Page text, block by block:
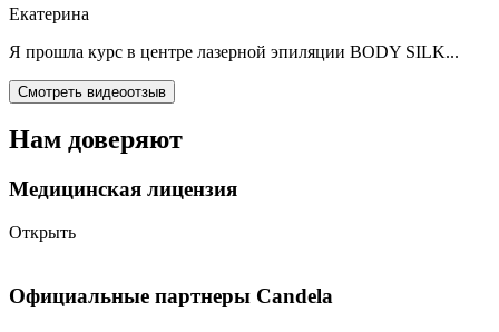
Екатерина
Я прошла курс в центре лазерной эпиляции BODY SILK...
Смотреть видеоотзыв
Нам доверяют
Медицинская лицензия
Открыть
Официальные партнеры Candela